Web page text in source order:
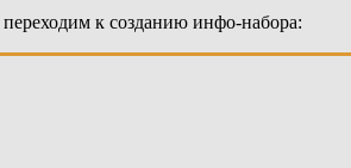
переходим к созданию инфо-набора: